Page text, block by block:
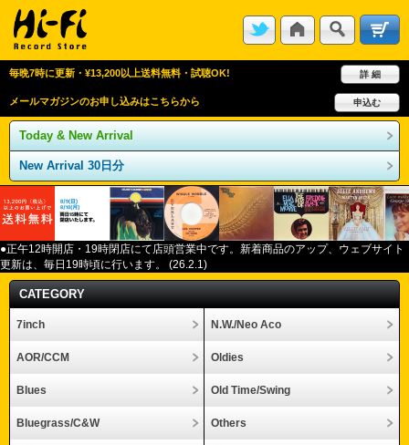
毎晩7時に更新・¥13,200以上送料無料・試聴OK! 詳 細
メールマガジンのお申し込みはこちらから 申込む
Today & New Arrival
New Arrival 30日分
●正午12時開店・ 19時閉店にて店頭営業中です。新着商品のアップ、ウェブサイト
更新は、毎日 19時頃に行います。 (26.2.1)
CATEGORY
7inch N.W./Neo Aco
AOR/CCM Oldies
Blues Old Time/Swing
Bluegrass/C&W Others